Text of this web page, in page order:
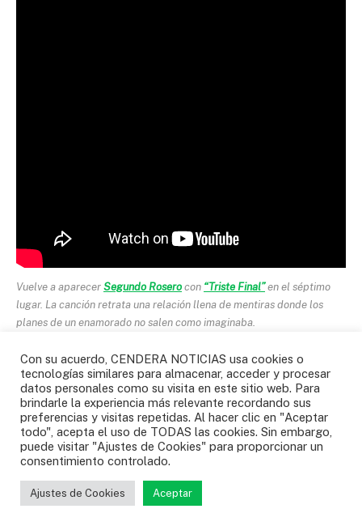
Vuelve a aparecerSegundo Roserocon “Triste Final”en el séptimo
lugar. La canción retrata una relación llena de mentiras donde los
planes de un enamorado no salen como imaginaba.
Top 8: El Mismo De Siempre” de
Juan Carlos Zarabanda.
Con su acuerdo, CENDERA NOTICIAS usa cookies o
tecnologías similares para almacenar, acceder y procesar
datos personales como su visita en este sitio web. Para
brindarle la experiencia más relevante recordando sus
preferencias y visitas repetidas. Al hacer clic en "Aceptar
todo", acepta el uso de TODAS las cookies. Sin embargo,
puede visitar "Ajustes de Cookies" para proporcionar un
consentimiento controlado.
Ajustes de Cookies Aceptar